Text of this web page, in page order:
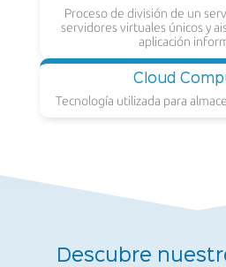
Proceso de división de un
servidores virtuales únicos y
aplicación
Cloud
Tecnología utilizada para
Descubre